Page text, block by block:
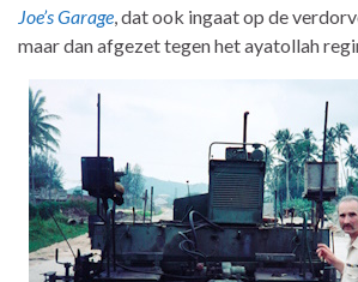
Joe’s Garage , dat ook ingaat op de
maar dan afgezet tegen het ayatollah